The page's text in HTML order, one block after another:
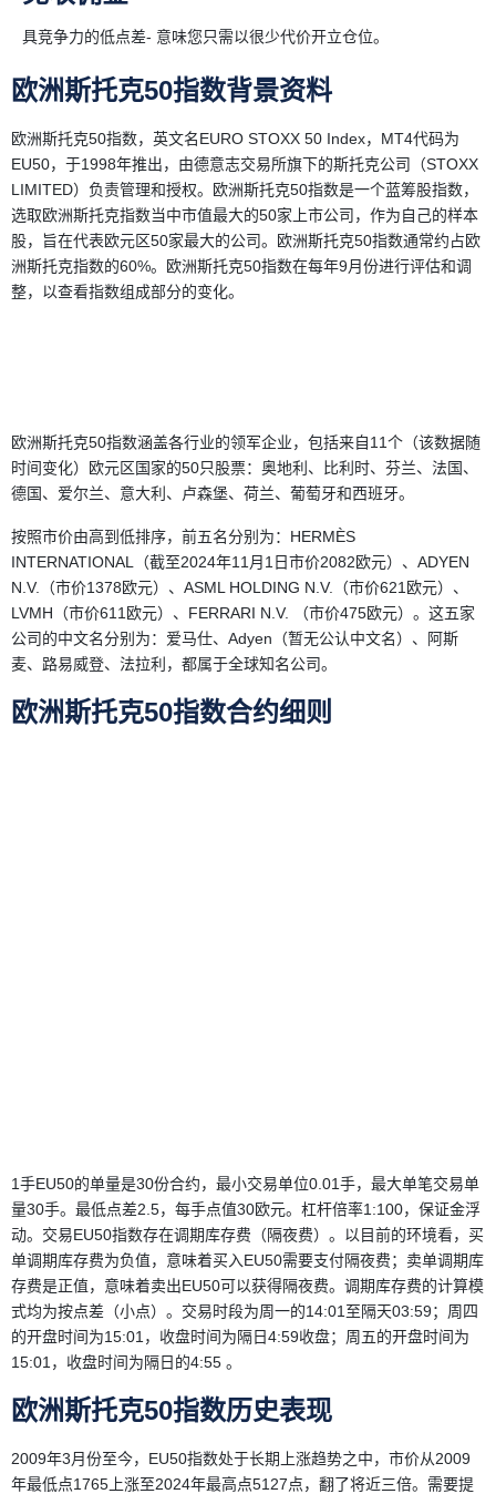
具竞争力的低点差- 意味您只需以很少代价开立仓位。
欧洲斯托克50指数背景资料
欧洲斯托克50指数，英文名EURO STOXX 50 Index，MT4代码为
EU50，于1998年推出，由德意志交易所旗下的斯托克公司（STOXX
LIMITED）负责管理和授权。欧洲斯托克50指数是一个蓝筹股指数，
选取欧洲斯托克指数当中市值最大的50家上市公司，作为自己的样本
股，旨在代表欧元区50家最大的公司。欧洲斯托克50指数通常约占欧
洲斯托克指数的60%。欧洲斯托克50指数在每年9月份进行评估和调
整，以查看指数组成部分的变化。
欧洲斯托克50指数涵盖各行业的领军企业，包括来自11个（该数据随
时间变化）欧元区国家的50只股票：奥地利、比利时、芬兰、法国、
德国、爱尔兰、意大利、卢森堡、荷兰、葡萄牙和西班牙。
按照市价由高到低排序，前五名分别为：HERMÈS
INTERNATIONAL（截至2024年11月1日市价2082欧元）、ADYEN
N.V.（市价1378欧元）、ASML HOLDING N.V.（市价621欧元）、
LVMH（市价611欧元）、FERRARI N.V. （市价475欧元）。这五家
公司的中文名分别为：爱马仕、Adyen（暂无公认中文名）、阿斯
麦、路易威登、法拉利，都属于全球知名公司。
欧洲斯托克50指数合约细则
1手EU50的单量是30份合约，最小交易单位0.01手，最大单笔交易单
量30手。最低点差2.5，每手点值30欧元。杠杆倍率1:100，保证金浮
动。交易EU50指数存在调期库存费（隔夜费）。以目前的环境看，买
单调期库存费为负值，意味着买入EU50需要支付隔夜费；卖单调期库
存费是正值，意味着卖出EU50可以获得隔夜费。调期库存费的计算模
式均为按点差（小点）。交易时段为周一的14:01至隔天03:59；周四
的开盘时间为15:01，收盘时间为隔日4:59收盘；周五的开盘时间为
15:01，收盘时间为隔日的4:55 。
欧洲斯托克50指数历史表现
2009年3月份至今，EU50指数处于长期上涨趋势之中，市价从2009
年最低点1765上涨至2024年最高点5127点，翻了将近三倍。需要提